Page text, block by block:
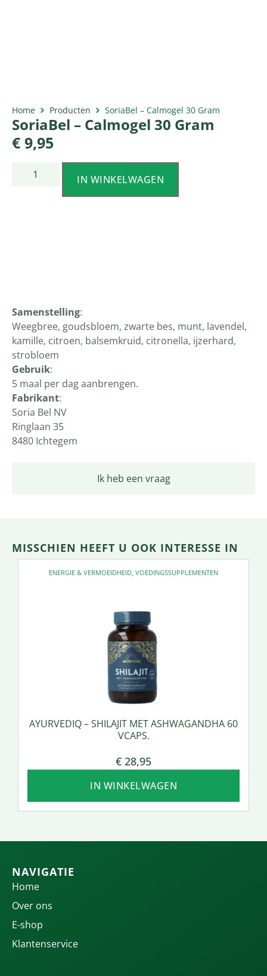
Home Producten SoriaBel – Calmogel 30 Gram
SoriaBel – Calmogel 30 Gram
€ 9,95
IN WINKELWAGEN
Ik heb een vraag
Samenstelling:
Weegbree, goudsbloem, zwarte bes, munt, lavendel,
kamille, citroen, balsemkruid, citronella, ijzerhard,
strobloem
Gebruik:
5 maal per dag aanbrengen.
Fabrikant:
Soria Bel NV
Ringlaan 35
8480 Ichtegem
MISSCHIEN HEEFT U OOK INTERESSE IN
ENERGIE & VERMOEIDHEID, VOEDINGSSUPPLEMENTEN
AYURVEDIQ – SHILAJIT MET ASHWAGANDHA 60
VCAPS.
€ 28,95
IN WINKELWAGEN
NAVIGATIE
Home
Over ons
E-shop
Klantenservice